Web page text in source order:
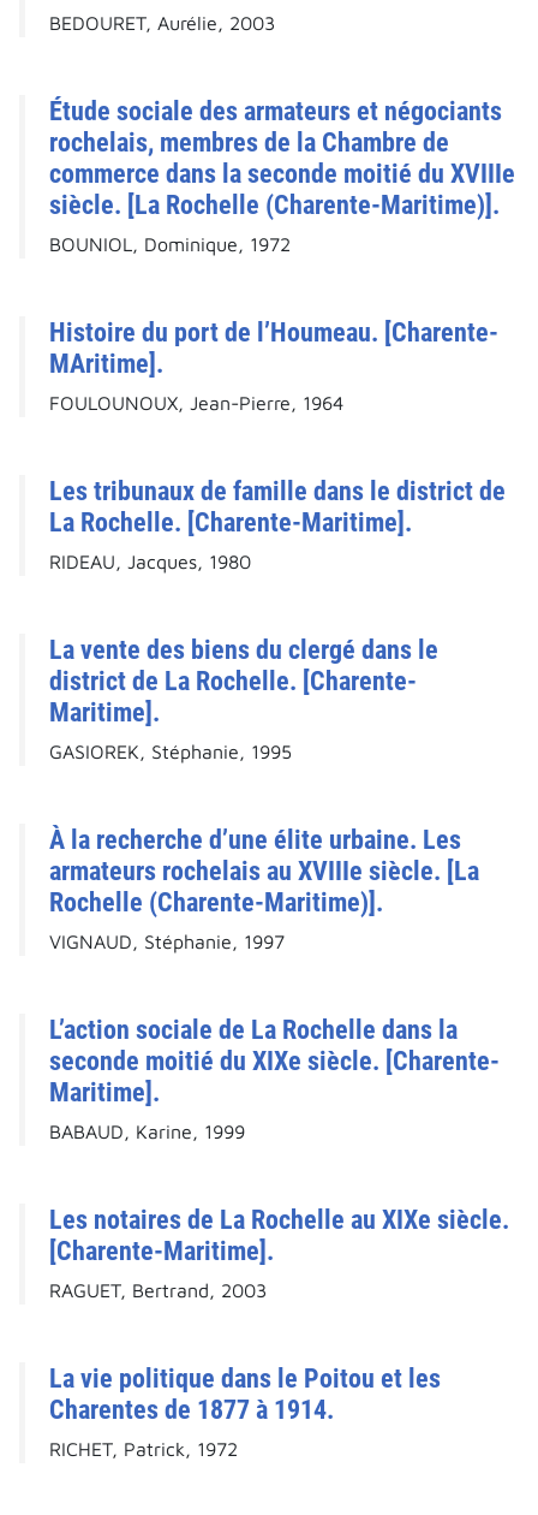
BEDOURET, Aurélie, 2003
Étude sociale des armateurs et négociants
rochelais, membres de la Chambre de
commerce dans la seconde moitié du XVIIIe
siècle. [La Rochelle (Charente-Maritime)].
BOUNIOL, Dominique, 1972
Histoire du port de l’Houmeau. [Charente-
MAritime].
FOULOUNOUX, Jean-Pierre, 1964
Les tribunaux de famille dans le district de
La Rochelle. [Charente-Maritime].
RIDEAU, Jacques, 1980
La vente des biens du clergé dans le
district de La Rochelle. [Charente-
Maritime].
GASIOREK, Stéphanie, 1995
À la recherche d’une élite urbaine. Les
armateurs rochelais au XVIIIe siècle. [La
Rochelle (Charente-Maritime)].
VIGNAUD, Stéphanie, 1997
L’action sociale de La Rochelle dans la
seconde moitié du XIXe siècle. [Charente-
Maritime].
BABAUD, Karine, 1999
Les notaires de La Rochelle au XIXe siècle.
[Charente-Maritime].
RAGUET, Bertrand, 2003
La vie politique dans le Poitou et les
Charentes de 1877 à 1914.
RICHET, Patrick, 1972